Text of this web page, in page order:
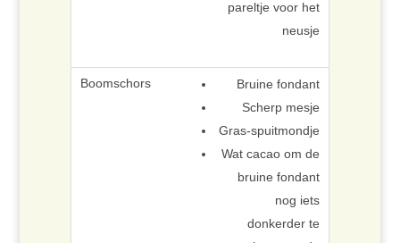
pareltje voor het
neusje
Bruine fondant
Scherp mesje
Gras-spuitmondje
Wat cacao om de
bruine fondant
nog iets
donkerder te